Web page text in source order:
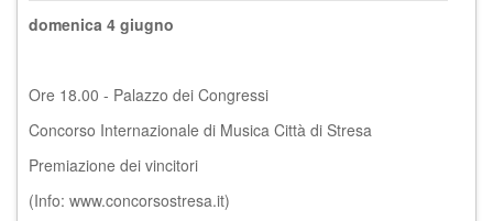
domenica 4 giugno
Ore 18.00 - Palazzo dei Congressi
Concorso Internazionale di Musica Città di Stresa
Premiazione dei vincitori
(Info: www.concorsostresa.it)